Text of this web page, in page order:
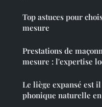
Top astuces pour
mesure
Prestations de
mesure : l'expertise
Le liège expansé est
phonique naturelle